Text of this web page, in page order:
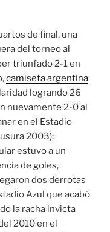
de final, una
del torneo al
triunfado 2-1 en
camiseta argentina
logrando 26
nuevamente 2-0 al
en el Estadio
2003);
estuvo a un
de goles,
dos derrotas
Azul que acabó
la racha invicta
2010 en el